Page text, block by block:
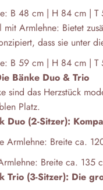
B 48 cm | H 84 cm | T
mit Armlehne: Bietet
dass sie unter
B 59 cm | H 84 cm | T
Bänke Duo & Trio
sind das Herzstück
Platz.
Duo (2-Sitzer):
Armlehne: Breite ca.
Breite ca. 135
Trio (3-Sitzer): Die